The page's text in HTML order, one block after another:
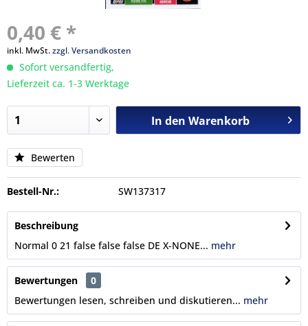
0,40 € *
inkl. MwSt.zzgl. Versandkosten
Sofort versandfertig,
Lieferzeit ca. 1-3 Werktage
In den Warenkorb
Bewerten
Bestell-Nr.: SW137317
Beschreibung
Normal 0 21 false false false DE X-NONE... mehr
Bewertungen
0
Bewertungen lesen, schreiben und diskutieren... mehr